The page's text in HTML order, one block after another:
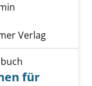
Verlag
für